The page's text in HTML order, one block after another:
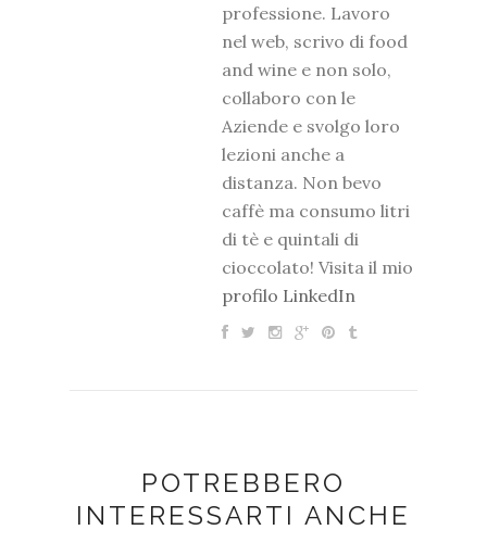
professione. Lavoro
nel web, scrivo di food
and wine e non solo,
collaboro con le
Aziende e svolgo loro
lezioni anche a
distanza. Non bevo
caffè ma consumo litri
di tè e quintali di
cioccolato! Visita il mio
profilo LinkedIn
POTREBBERO
INTERESSARTI ANCHE